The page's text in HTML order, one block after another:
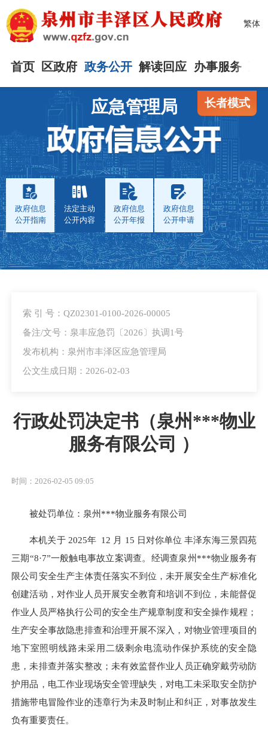
繁体
首页 区政府 政务公开 解读回应 办事服务
长者模式
应急管理局
政府信息
公开指南
法定主动
公开内容
政府信息
公开年报
政府信息
公开申请
索 引 号：QZ02301-0100-2026-00005
备注/文号：泉丰应急罚〔2026〕执调1号
发布机构：泉州市丰泽区应急管理局
公文生成日期：2026-02-03
行政处罚决定书（泉州***物业
服务有限公司 ）
时间：2026-02-05 09:05
被处罚单位：泉州***物业服务有限公司
本机关于 2025年 12 月 15 日对你单位 丰泽东海三景四苑
三期“8·7”一般触电事故立案调查。经调查泉州***物业服务有
限公司安全生产主体责任落实不到位，未开展安全生产标准化
创建活动，对作业人员开展安全教育和培训不到位，未能督促
作业人员严格执行公司的安全生产规章制度和安全操作规程；
生产安全事故隐患排查和治理开展不深入，对物业管理项目的
地下室照明线路未采用二级剩余电流动作保护系统的安全隐
患，未排查并落实整改；未有效监督作业人员正确穿戴劳动防
护用品，电工作业现场安全管理缺失，对电工未采取安全防护
措施带电冒险作业的违章行为未及时制止和纠正，对事故发生
负有重要责任。